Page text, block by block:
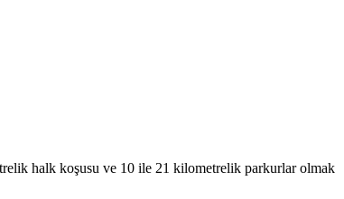
halk koşusu ve 10 ile 21 kilometrelik parkurlar olmak